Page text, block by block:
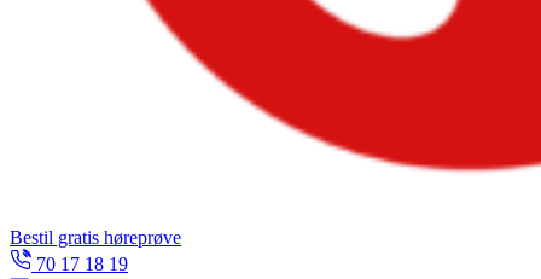
Bestil gratis høreprøve
70 17 18 19